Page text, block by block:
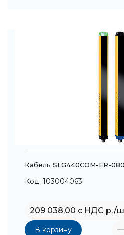
Кабель SLG440COM-ER-
Код: 103004063
209 038,00 с НДС р./
В корзину